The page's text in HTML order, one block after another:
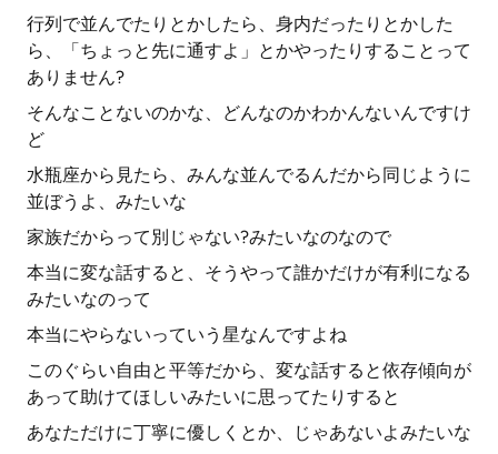
行列で並んでたりとかしたら、身内だったりとかした
ら、「ちょっと先に通すよ」とかやったりすることって
ありません?
そんなことないのかな、どんなのかわかんないんですけ
ど
水瓶座から見たら、みんな並んでるんだから同じように
並ぼうよ、みたいな
家族だからって別じゃない?みたいなのなので
本当に変な話すると、そうやって誰かだけが有利になる
みたいなのって
本当にやらないっていう星なんですよね
このぐらい自由と平等だから、変な話すると依存傾向が
あって助けてほしいみたいに思ってたりすると
あなただけに丁寧に優しくとか、じゃあないよみたいな